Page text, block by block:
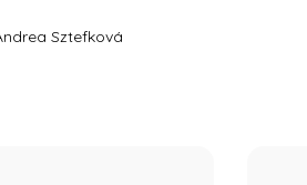
Sztefková